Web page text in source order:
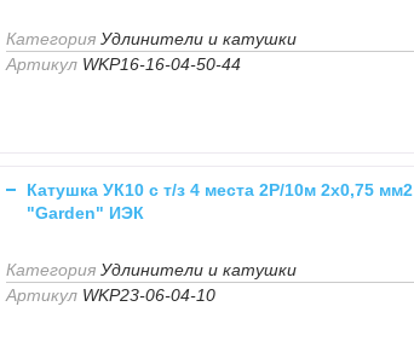
Категория Удлинители и катушки
Артикул WKP16-16-04-50-44
Катушка УК10 с т/з 4 места 2Р/10м 2х0,75 мм2
"Garden" ИЭК
Категория Удлинители и катушки
Артикул WKP23-06-04-10